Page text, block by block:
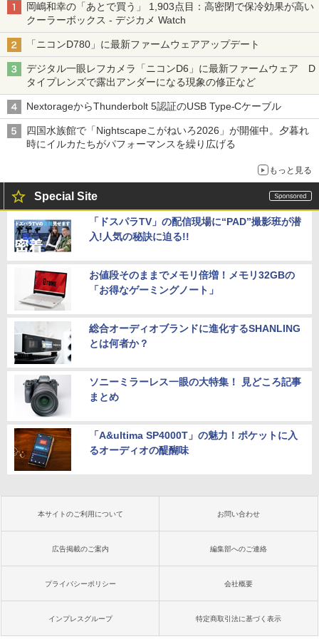
岡嶋和幸の「あとで買う」 1,903点目：高密閉で保冷効果が高い
クーラーボックス - デジカメ Watch
「ニコンD780」に最新ファームウェアアップデート
デジタル一眼レフカメラ「ニコンD6」に最新ファームウェア D
タイプレンズで露出アンダーになる現象の修正など
NextorageからThunderbolt 5認証のUSB Type-Cケーブル
四国水族館で「Nightscapeこがねいろ2026」が開催中。夕暮れ
時にイルカたちがパフォーマンスを繰り広げる
もっと見る
Special Site
「ドスパラTV」の配信現場に“PAD”撮影班が潜
入!人気の秘訣に迫る!!
お値段そのままでメモリ倍増！メモリ32GBの
「お得なゲーミングノート」
総合オーディオブランドに進化するSHANLING
とは何者か？
ソニーミラーレス一眼の大特集！ 見どころ記事
まとめ
「A&ultima SP4000T」の魅力！ポケットに入
るオーディオの醍醐味
本サイトのご利用について お問い合わせ
広告掲載のご案内 編集部へのご連絡
プライバシーポリシー 会社概要
インプレスグループ 特定商取引法に基づく表示